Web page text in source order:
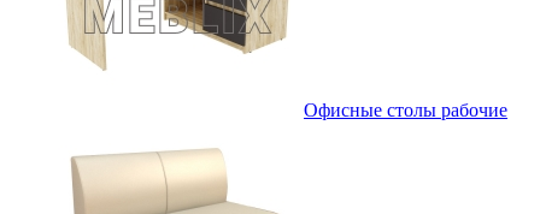
Офисные столы рабочие